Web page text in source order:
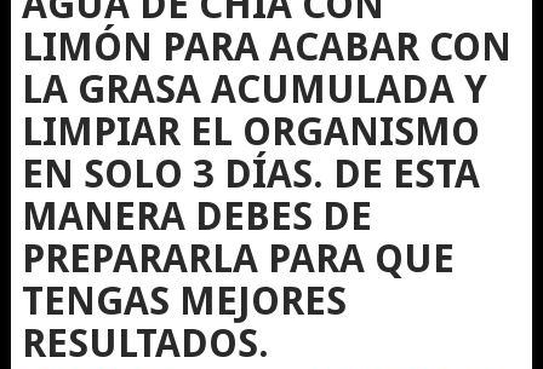
LIMÓN PARA ACABAR CON
LA GRASA ACUMULADA Y
LIMPIAR EL ORGANISMO
EN SOLO 3 DÍAS. DE ESTA
MANERA DEBES DE
PREPARARLA PARA QUE
TENGAS MEJORES
RESULTADOS.